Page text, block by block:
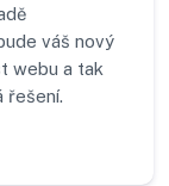
váš nový
webu a tak
řešení.